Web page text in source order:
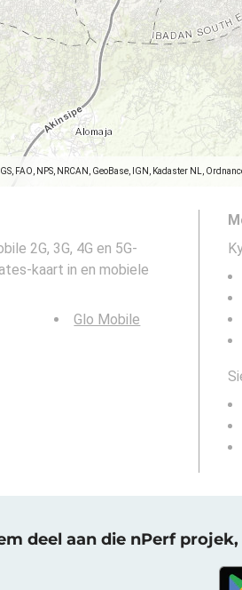
FAO, NPS, NRCAN, GeoBase, IGN, Kadaster NL,
2G, 3G, 4G en 5G-
kaart in en mobiele
Glo Mobile
deel aan die nPerf